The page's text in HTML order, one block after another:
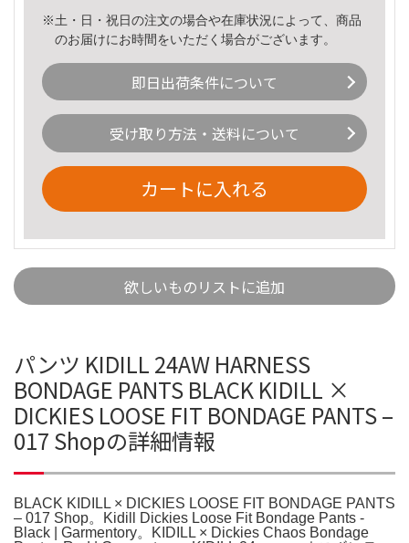
※土・日・祝日の注文の場合や在庫状況によって、商品
のお届けにお時間をいただく場合がございます。
即日出荷条件について
受け取り方法・送料について
カートに入れる
欲しいものリストに追加
パンツ KIDILL 24AW HARNESS
BONDAGE PANTS BLACK KIDILL ×
DICKIES LOOSE FIT BONDAGE PANTS –
017 Shopの詳細情報
BLACK KIDILL × DICKIES LOOSE FIT BONDAGE PANTS
– 017 Shop。Kidill Dickies Loose Fit Bondage Pants -
Black | Garmentory。KIDILL × Dickies Chaos Bondage